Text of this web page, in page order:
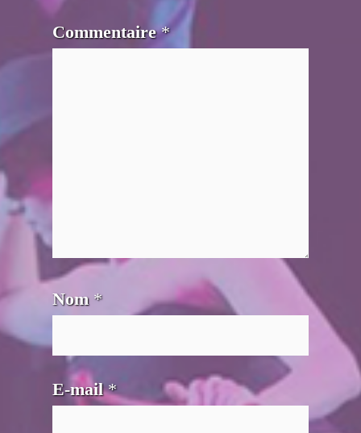
Commentaire*
Nom *
E-mail*